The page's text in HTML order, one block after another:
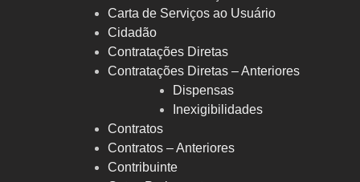
Carta de Serviços ao Usuário
Cidadão
Contratações Diretas
Contratações Diretas – Anteriores
Dispensas
Inexigibilidades
Contratos
Contratos – Anteriores
Contribuinte